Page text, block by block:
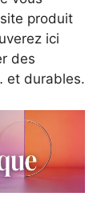
produit
ici
des
et durables.